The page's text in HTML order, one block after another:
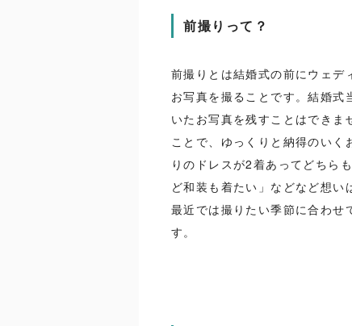
前撮りって？
前撮りとは結婚式の前にウェデ
お写真を撮ることです。結婚式
いたお写真を残すことはできま
ことで、ゆっくりと納得のいく
りのドレスが2着あってどちら
ど和装も着たい」などなど想い
最近では撮りたい季節に合わせ
す。